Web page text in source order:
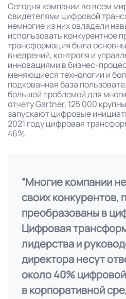
Сегодня компании во всем
свидетелями цифровой
немногие из них овладели
использовать конкурентное
трансформация была
внедрений, контроля и
инновациями в бизнес-
меняющиеся технологии и
подкованная база
большой проблемой для
отчету Gartner, 125 000
запускают цифровые
2021 году цифровая
46%.
“Многие компании
своих конкурентов,
преобразованы в
Цифровая
лидерства и
директора несут
около 40%
в корпоративной